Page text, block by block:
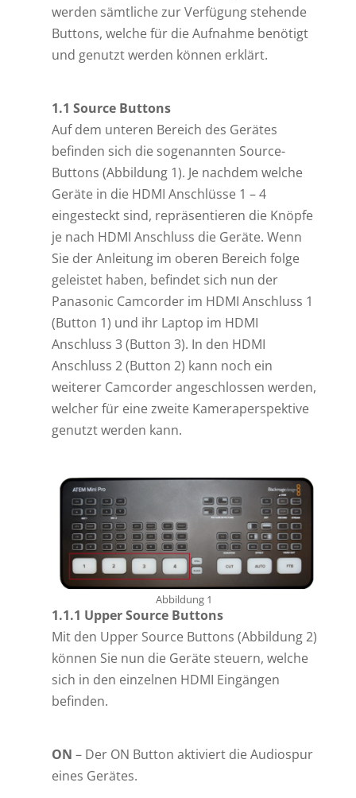
werden sämtliche zur Verfügung stehende
Buttons, welche für die Aufnahme benötigt
und genutzt werden können erklärt.
1.1 Source Buttons
Auf dem unteren Bereich des Gerätes
befinden sich die sogenannten Source-
Buttons (Abbildung 1). Je nachdem welche
Geräte in die HDMI Anschlüsse 1 – 4
eingesteckt sind, repräsentieren die Knöpfe
je nach HDMI Anschluss die Geräte. Wenn
Sie der Anleitung im oberen Bereich folge
geleistet haben, befindet sich nun der
Panasonic Camcorder im HDMI Anschluss 1
(Button 1) und ihr Laptop im HDMI
Anschluss 3 (Button 3). In den HDMI
Anschluss 2 (Button 2) kann noch ein
weiterer Camcorder angeschlossen werden,
welcher für eine zweite Kameraperspektive
genutzt werden kann.
Abbildung 1
1.1.1 Upper Source Buttons
Mit den Upper Source Buttons (Abbildung 2)
können Sie nun die Geräte steuern, welche
sich in den einzelnen HDMI Eingängen
befinden.
ON – Der ON Button aktiviert die Audiospur
eines Gerätes.